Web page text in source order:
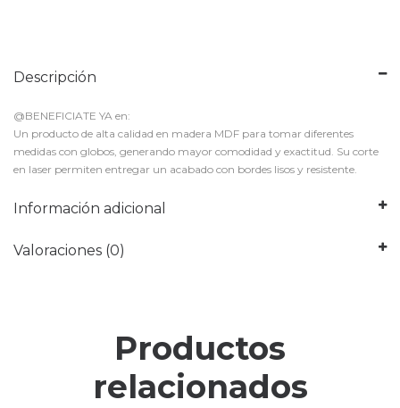
Descripción
@BENEFICIATE YA en:
Un producto de alta calidad en madera MDF para tomar diferentes
medidas con globos, generando mayor comodidad y exactitud. Su corte
en laser permiten entregar un acabado con bordes lisos y resistente.
Información adicional
Valoraciones (0)
Productos
relacionados